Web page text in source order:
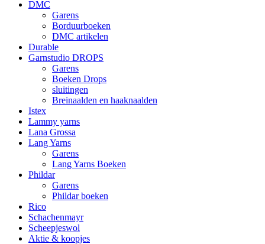
DMC
Garens
Borduurboeken
DMC artikelen
Durable
Garnstudio DROPS
Garens
Boeken Drops
sluitingen
Breinaalden en haaknaalden
Istex
Lammy yarns
Lana Grossa
Lang Yarns
Garens
Lang Yarns Boeken
Phildar
Garens
Phildar boeken
Rico
Schachenmayr
Scheepjeswol
Aktie & koopjes